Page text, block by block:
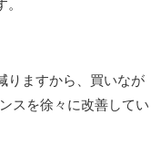
りますから、買いなが
スを徐々に改善してい